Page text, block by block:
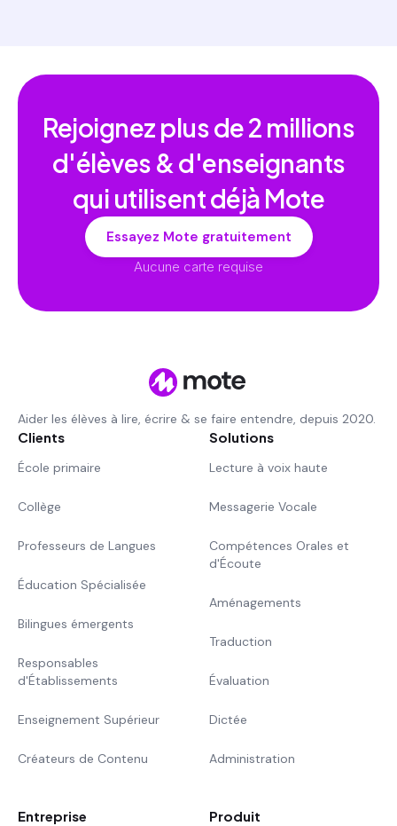
Rejoignez plus de2 millions
d'élèves & d'enseignants
qui utilisent déjà Mote
Essayez Mote gratuitement
Aucune carte requise
Aider les élèves à lire, écrire & se faire entendre, depuis 2020.
Clients
École primaire
Collège
Professeurs de Langues
Éducation Spécialisée
Bilingues émergents
Responsables
d'Établissements
Enseignement Supérieur
Créateurs de Contenu
Solutions
Lecture à voix haute
Messagerie Vocale
Compétences Orales et
d'Écoute
Aménagements
Traduction
Évaluation
Dictée
Administration
Entreprise Produit